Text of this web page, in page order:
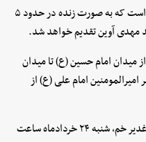
«جلوه» عنوان دیگر برنامه شبکه قرآن سیما است که به صورت زنده در حدود ۵
میدان امام حسین (ع) تا میدان
امام علی (ع) از
برنامه «منم بچه مسلمان» به مناسبت عید غدیر خم، شنبه ۲۴ خردادماه ساعت